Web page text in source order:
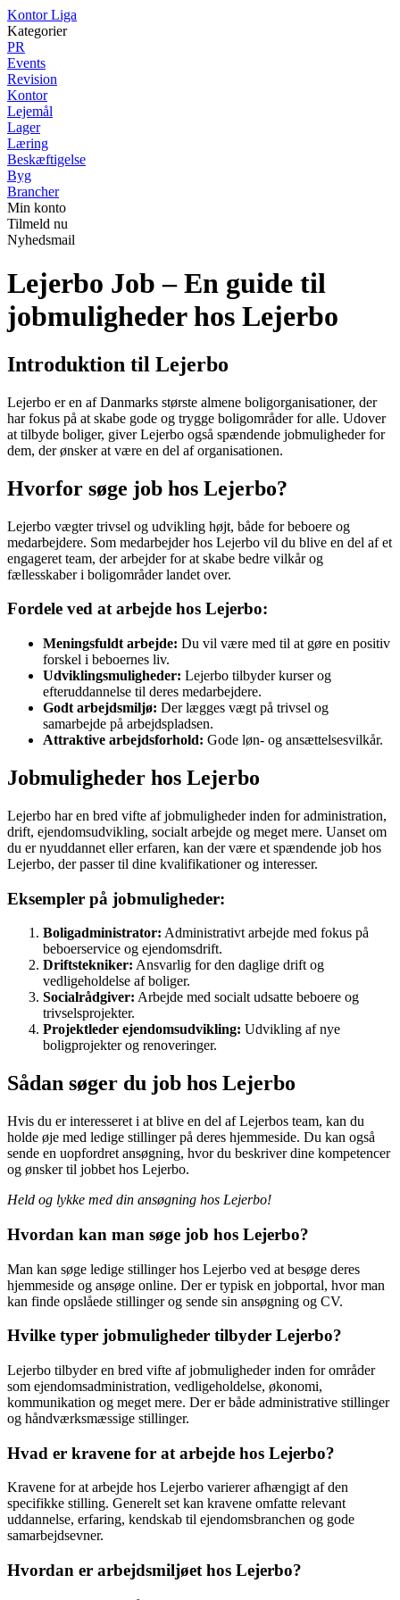
KontorLiga
Kategorier
PR
Events
Revision
Kontor
Lejemål
Lager
Læring
Beskæftigelse
Byg
Brancher
Min konto
Tilmeld nu
Nyhedsmail
Lejerbo Job – En guide til
jobmuligheder hos Lejerbo
Introduktion til Lejerbo
Lejerbo er en af Danmarks største almene boligorganisationer, der
har fokus på at skabe gode og trygge boligområder for alle. Udover
at tilbyde boliger, giver Lejerbo også spændende jobmuligheder for
dem, der ønsker at være en del af organisationen.
Hvorfor søge job hos Lejerbo?
Lejerbo vægter trivsel og udvikling højt, både for beboere og
medarbejdere. Som medarbejder hos Lejerbo vil du blive en del af et
engageret team, der arbejder for at skabe bedre vilkår og
fællesskaber i boligområder landet over.
Fordele ved at arbejde hos Lejerbo:
Meningsfuldt arbejde: Du vil være med til at gøre en positiv
forskel i beboernes liv.
Udviklingsmuligheder: Lejerbo tilbyder kurser og
efteruddannelse til deres medarbejdere.
Godt arbejdsmiljø: Der lægges vægt på trivsel og
samarbejde på arbejdspladsen.
Attraktive arbejdsforhold: Gode løn- og ansættelsesvilkår.
Jobmuligheder hos Lejerbo
Lejerbo har en bred vifte af jobmuligheder inden for administration,
drift, ejendomsudvikling, socialt arbejde og meget mere. Uanset om
du er nyuddannet eller erfaren, kan der være et spændende job hos
Lejerbo, der passer til dine kvalifikationer og interesser.
Eksempler på jobmuligheder:
Boligadministrator: Administrativt arbejde med fokus på
beboerservice og ejendomsdrift.
Driftstekniker: Ansvarlig for den daglige drift og
vedligeholdelse af boliger.
Socialrådgiver: Arbejde med socialt udsatte beboere og
trivselsprojekter.
Projektleder ejendomsudvikling: Udvikling af nye
boligprojekter og renoveringer.
Sådan søger du job hos Lejerbo
Hvis du er interesseret i at blive en del af Lejerbos team, kan du
holde øje med ledige stillinger på deres hjemmeside. Du kan også
sende en uopfordret ansøgning, hvor du beskriver dine kompetencer
og ønsker til jobbet hos Lejerbo.
Held og lykke med din ansøgning hos Lejerbo!
Hvordan kan man søge job hos Lejerbo?
Man kan søge ledige stillinger hos Lejerbo ved at besøge deres
hjemmeside og ansøge online. Der er typisk en jobportal, hvor man
kan finde opslåede stillinger og sende sin ansøgning og CV.
Hvilke typer jobmuligheder tilbyder Lejerbo?
Lejerbo tilbyder en bred vifte af jobmuligheder inden for områder
som ejendomsadministration, vedligeholdelse, økonomi,
kommunikation og meget mere. Der er både administrative stillinger
og håndværksmæssige stillinger.
Hvad er kravene for at arbejde hos Lejerbo?
Kravene for at arbejde hos Lejerbo varierer afhængigt af den
specifikke stilling. Generelt set kan kravene omfatte relevant
uddannelse, erfaring, kendskab til ejendomsbranchen og gode
samarbejdsevner.
Hvordan er arbejdsmiljøet hos Lejerbo?